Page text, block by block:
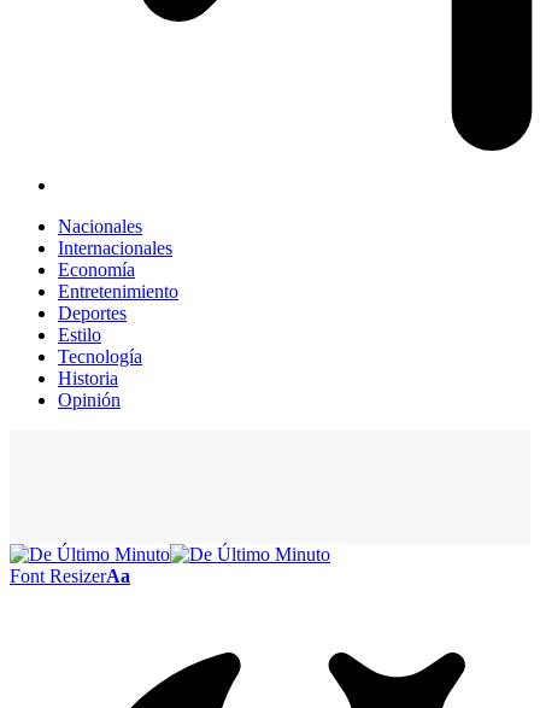
Nacionales
Internacionales
Economía
Entretenimiento
Deportes
Estilo
Tecnología
Historia
Opinión
Font ResizerAa